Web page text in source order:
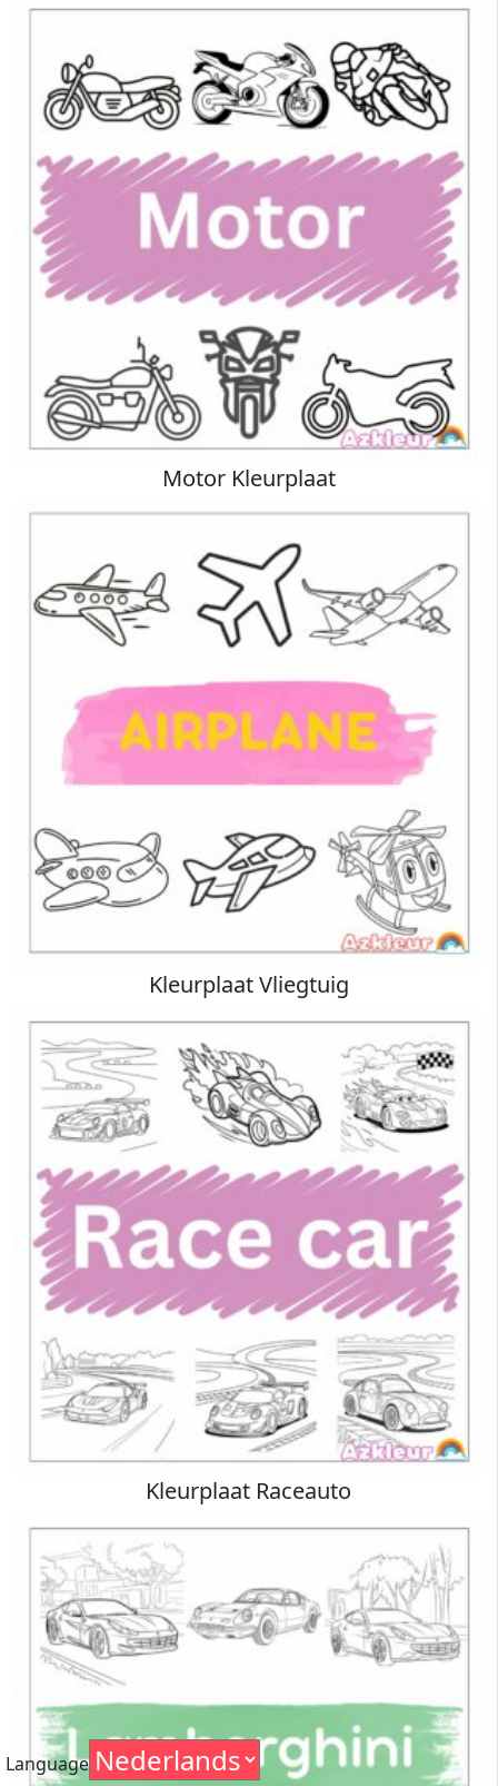
Motor Kleurplaat
Kleurplaat Vliegtuig
Kleurplaat Raceauto
Language